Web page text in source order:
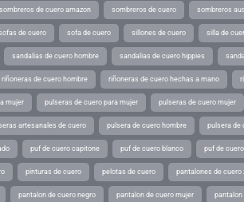
sombreros de cuero amazon sombreros de cuero sombreros
de cuero sofa de cuero sillones de cuero silla de
sandalias de cuero hombre sandalias de cuero hippies
riñoneras de cuero hombre riñoneras de cuero hechas a mano
mujer pulseras de cuero para mujer pulseras de cuero mujer
artesanales de cuero pulsera de cuero hombre pulsera de
puf de cuero capitone puf de cuero blanco puf de cuero
pinturas de cuero pelotas de cuero pantalones de cuero
pantalon de cuero negro pantalon de cuero mujer pantalon